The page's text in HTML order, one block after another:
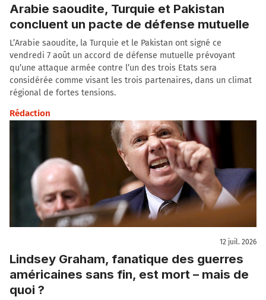
Arabie saoudite, Turquie et Pakistan
concluent un pacte de défense mutuelle
L’Arabie saoudite, la Turquie et le Pakistan ont signé ce
vendredi 7 août un accord de défense mutuelle prévoyant
qu’une attaque armée contre l’un des trois Etats sera
considérée comme visant les trois partenaires, dans un climat
régional de fortes tensions.
Rédaction
12 juil. 2026
Lindsey Graham, fanatique des guerres
américaines sans fin, est mort – mais de
quoi ?